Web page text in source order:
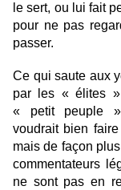
le sert, ou lui fait
pour ne pas
passer.
Ce qui saute aux
par les « élites
« petit peuple
voudrait bien
mais de façon
commentateurs
ne sont pas en